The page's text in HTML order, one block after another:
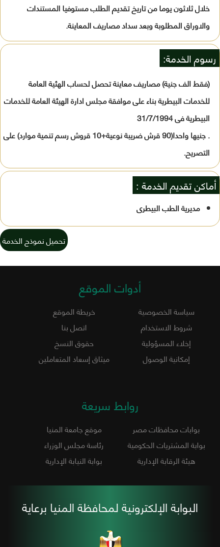
خلال ثلاثون يوما من تاريخ تقديم الطلب مستوفيا المستندات
والاوراق المطلوبة وبعد سداد مصاريف المعاينة.
رسوم الخدمة:
(فقط الف جنية) مصاريف معاينة تحصل لحساب الهئية العامة
للخدمات البيطرية بناء على موافقة مجلس ادارة الهيئة العامة للخدمات
البيطرية فى 31/7/1994
. جنيها واحدا(90 قرش ضريبة نوعية+10 قروش رسم تنمية موارد) على
التصريح.
أماكن تقديم الخدمة :
مديرية الطب البيطرى
تحميل نموذج الخدمة
أدوات الموقع
سياسة الخصوصية
خريطة الموقع
شروط الاستخدام
اتصل بنا
إخلاء المسؤولية
حقوق النسخ
إمكانية الوصول
ميثاق إسعاد المتعاملين
روابط سريعة
بوابات محافظات مصر
موقع جامعة المنيا
بوابة المشتريات الحكومية
رئاسة مجلس الوزراء
هيئة الرقابة الإدارية
بوابة النيابة الإدارية
البوابة الإلكترونية لمحافظة المنيا برعاية